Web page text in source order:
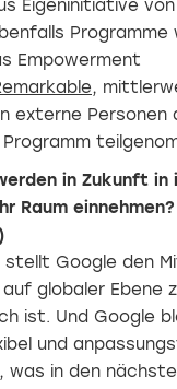
Eigeninitiative
Programme
Empowerment
,
externe Personen
in Zukunft
Raum
stellt Google den
globaler Ebene
ist. Und Google
und
was in den